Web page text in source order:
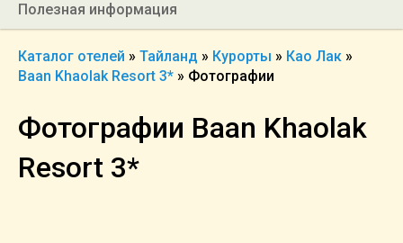
Полезная информация
Каталог отелей » Тайланд » Курорты » Као Лак »
Baan Khaolak Resort 3* » Фотографии
Фотографии Baan Khaolak
Resort 3*